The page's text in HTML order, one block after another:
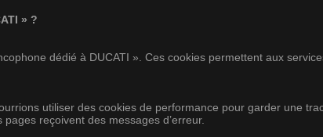
» ?
dédié à DUCATI ». Ces cookies permettent aux
utiliser des cookies de performance pour garder une
reçoivent des messages d’erreur.